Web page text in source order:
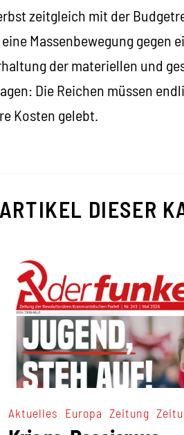
zeitgleich mit der
Massenbewegung gegen
der materiellen und
Die Reichen müssen
Kosten gelebt.
ARTIKEL DIESER
Aktuelles Europa ,Zeitung